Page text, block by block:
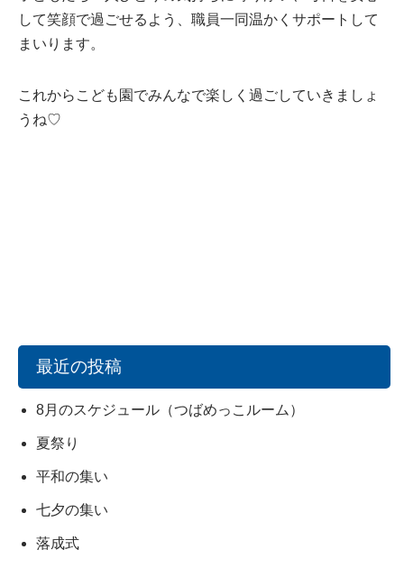
して笑顔で過ごせるよう、職員一同温かくサポートして
まいります。
これからこども園でみんなで楽しく過ごしていきましょ
うね♡
最近の投稿
8月のスケジュール（つばめっこルーム）
夏祭り
平和の集い
七夕の集い
落成式